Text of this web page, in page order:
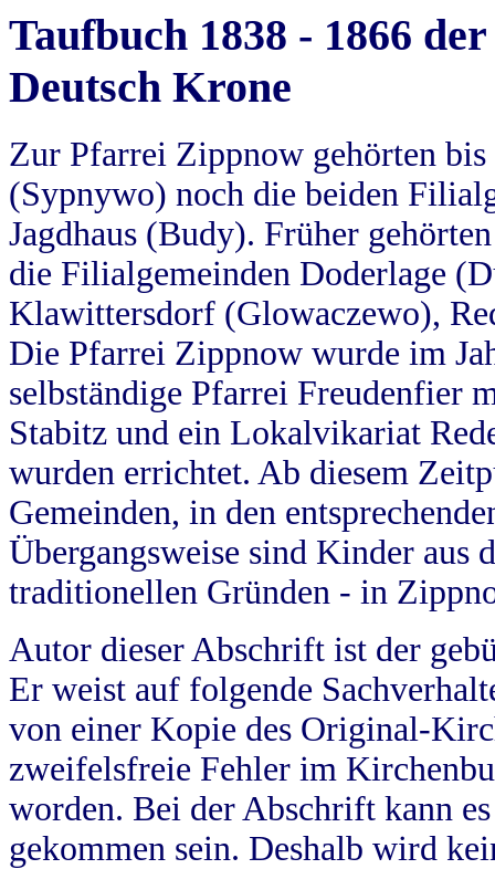
Taufbuch 1838 - 1866
Deutsch Krone
Zur Pfarrei Zippnow gehörten
(Sypnywo) noch die beiden
Jagdhaus (Budy). Früher
die Filialgemeinden Doderlage
Klawittersdorf (Glowaczewo),
Die Pfarrei Zippnow wurde im
selbständige Pfarrei Freudenfier
Stabitz und ein Lokalvikariat
wurden errichtet. Ab diesem
Gemeinden, in den
Übergangsweise sind Kinder aus
traditionellen Gründen - in
Autor dieser Abschrift ist der
Er weist auf folgende
von einer Kopie des Original-
zweifelsfreie Fehler im
worden. Bei der Abschrift kann
gekommen sein. Deshalb wird